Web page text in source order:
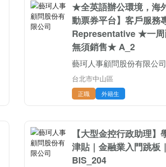
★全英語辦公環境，海
動票券平台】客戶服
Representative ★一周
無須銷售★ A_2
藝珂人事顧問股份有限公司
台北市中山區
正職 外籍生
【大型金控行政助理
津貼｜金融業入門跳板
BIS_204